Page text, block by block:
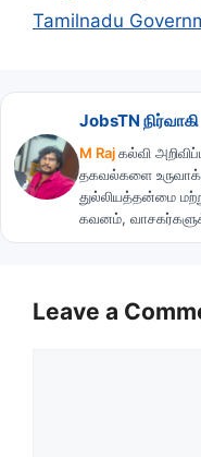
Tamilnadu
JobsTN நிர்வாகி
M Rajகல்வி
தகவல்களை
துல்லியத்தன்மை
கவனம்,
Leave a